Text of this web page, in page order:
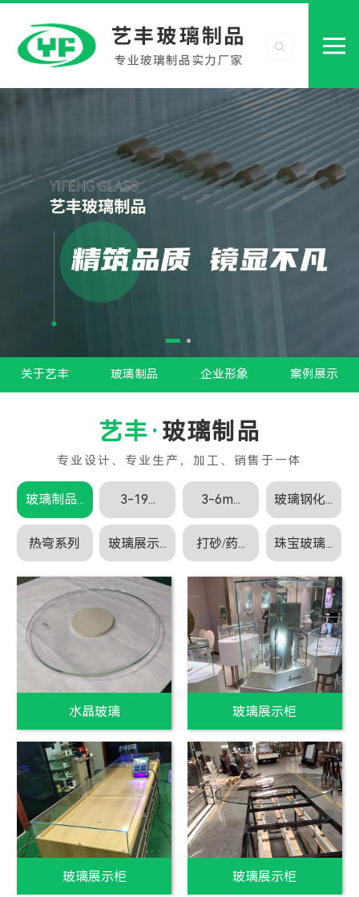
关于艺丰 玻璃制品 企业形象 案例展示
玻璃制品
玻璃制品... 3-19... 3-6m... 玻璃钢化...
热弯系列 玻璃展示... 打砂/药... 珠宝玻璃...
白玻璃 白玻璃加工
白玻璃制作 白玻璃销售